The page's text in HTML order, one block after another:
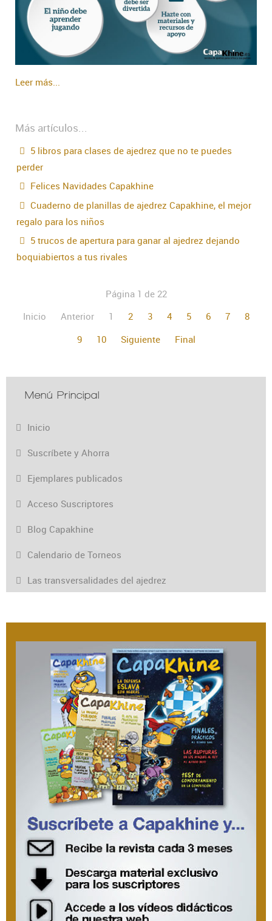
Leer más...
Más artículos...
5 libros para clases de ajedrez que no te puedes
perder
Felices Navidades Capakhine
Cuaderno de planillas de ajedrez Capakhine, el mejor
regalo para los niños
5 trucos de apertura para ganar al ajedrez dejando
boquiabiertos a tus rivales
Página 1 de 22
Inicio
Anterior 1 2 3 4 5 6 7
8
9
10 Siguiente Final
Menú Principal
Inicio
Suscríbete y Ahorra
Ejemplares publicados
Acceso Suscriptores
Blog Capakhine
Calendario de Torneos
Las transversalidades del ajedrez